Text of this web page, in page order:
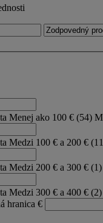
Menej ako 100 € (54)
Medzi 100 € a 200 € (11
Medzi 200 € a 300 € (1)
Medzi 300 € a 400 € (2)
hranica €